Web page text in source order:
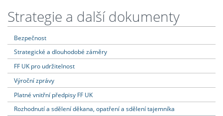
Strategie a další dokumenty
Bezpečnost
Strategické a dlouhodobé záměry
FF UK pro udržitelnost
Výroční zprávy
Platné vnitřní předpisy FF UK
Rozhodnutí a sdělení děkana, opatření a sdělení tajemníka